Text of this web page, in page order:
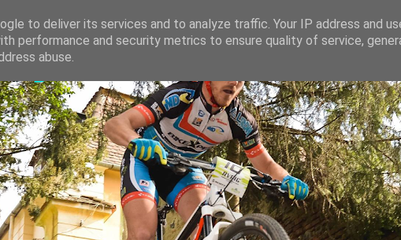
to deliver its services and to analyze traffic. Your IP address and
performance and security metrics to ensure quality of service,
abuse.